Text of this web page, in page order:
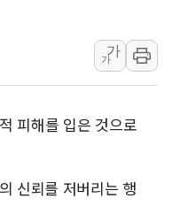
섬유염색공장서 화재 1명 중상…대
산업부 장관 "주 52시간 손봐야,
함대 창설 80주년…지역과 함께하
북, 원산서 동해로 단거리 탄도미
드론 전술, 중남미 콜롬비아에
군 "오산기지 누출, 백린 아닌 무해
가
가
피해를 입은 것으로
신뢰를 저버리는 행